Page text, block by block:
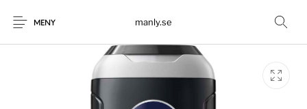
MENY manly.se